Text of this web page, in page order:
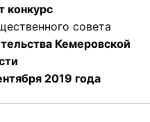
конкурс
совета
Кемеровской
2019 года